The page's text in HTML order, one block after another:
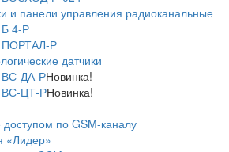
и панели управления радиоканальные
Б 4-Р
ПОРТАЛ-Р
датчики
ВС-ДА-РНовинка!
ВС-ЦТ-РНовинка!
по GSM-каналу
«Лидер»